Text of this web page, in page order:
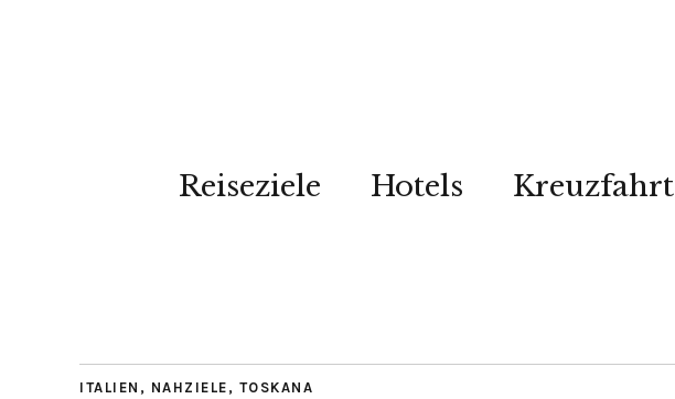
Reiseziele Hotels Kreuzfahrt
ITALIEN , NAHZIELE , TOSKANA